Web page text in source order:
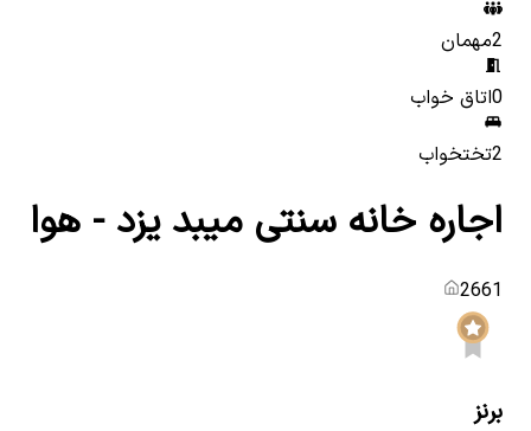
2مهمان
0اتاق خواب
2تختخواب
اجاره خانه سنتی میبد یزد - هوا
2661
برنز